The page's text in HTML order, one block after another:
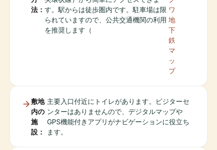
法： す。駅からは徒歩圏内です。駐車場は限
られていますので、公共交通機関の利用
を推奨します（
ワ
地
下
鉄
マ
ッ
プ
敷地
内の
施
設：
主要入口付近にトイレがあります。ビジターセ
ンターはありませんので、デジタルマップや
GPS機能付きアプリがナビゲーションに役立ち
ます。